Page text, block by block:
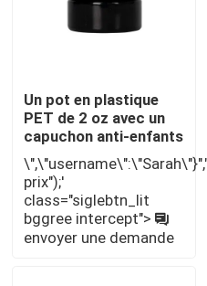
Un pot en plastique
PET de 2 oz avec un
capuchon anti-enfants
prix");'
class="siglebtn_lit
bggree intercept">
envoyer une demande